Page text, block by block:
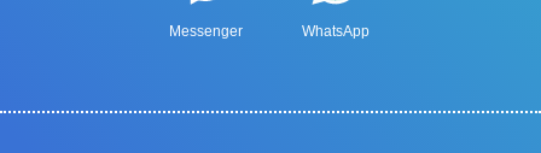
Messenger WhatsApp